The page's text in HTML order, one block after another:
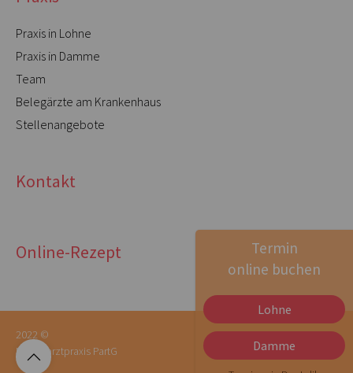
Praxis in Lohne
Praxis in Damme
Team
Belegärzte am Krankenhaus
Stellenangebote
Kontakt
Online-Rezept
2022 ©
Frauenarztpraxis PartG
Impressum Datenschutz
Termin
online buchen
Lohne
Damme